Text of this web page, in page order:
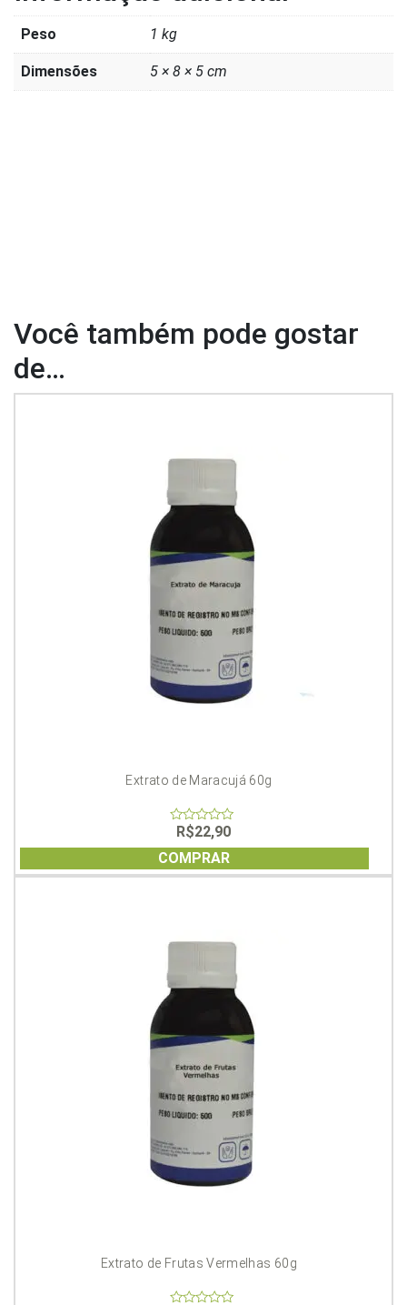
Peso 1 kg
Dimensões 5 × 8 × 5 cm
Você também pode gostar
de…
Extrato de Maracujá 60g
of
5
R$22,90
COMPRAR
Extrato de Frutas Vermelhas 60g